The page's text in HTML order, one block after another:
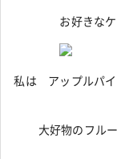
お好きな
私は アップルパイ
大好物のフル